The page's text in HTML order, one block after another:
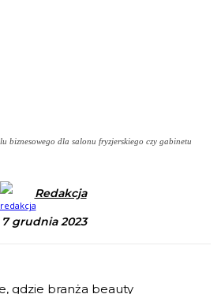
biznesowego dla salonu fryzjerskiego czy gabinetu
Redakcja
7 grudnia 2023
gdzie branża beauty